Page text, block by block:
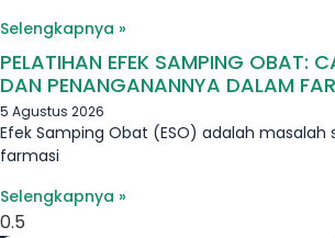
Selengkapnya »
PELATIHAN EFEK SAMPING OBAT:
DAN PENANGANANNYA DALAM
5 Agustus 2026
Efek Samping Obat (ESO) adalah masalah
farmasi
Selengkapnya »